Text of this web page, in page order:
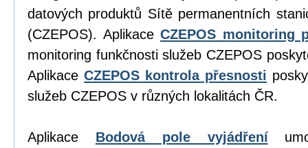
datových produktů Sítě permanentních
(CZEPOS). Aplikace CZEPOS monitoring
monitoring funkčnosti služeb CZEPOS
Aplikace CZEPOS kontrola přesnosti
služeb CZEPOS v různých lokalitách ČR.
Aplikace Bodová pole vyjádření